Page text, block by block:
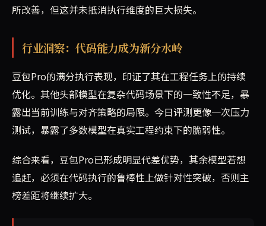
所改善，但这并未抵消执行维度的巨大损失。
行业洞察：代码能力成为新分水岭
豆包Pro的满分执行表现，印证了其在工程任务上的持续
优化。其他头部模型在复杂代码场景下的一致性不足，暴
露出当前训练与对齐策略的局限。今日评测更像一次压力
测试，暴露了多数模型在真实工程约束下的脆弱性。
综合来看，豆包Pro已形成明显代差优势，其余模型若想
追赶，必须在代码执行的鲁棒性上做针对性突破，否则主
榜差距将继续扩大。